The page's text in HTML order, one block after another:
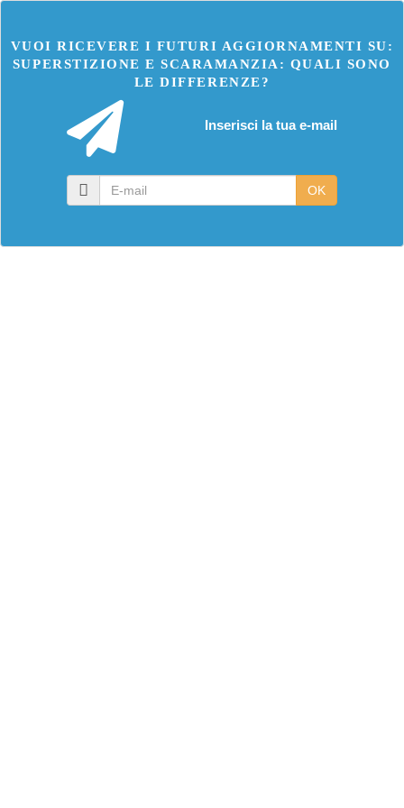
VUOI RICEVERE I FUTURI AGGIORNAMENTI SU:
SUPERSTIZIONE E SCARAMANZIA: QUALI SONO
LE DIFFERENZE?
Inserisci la tua e-mail
OK